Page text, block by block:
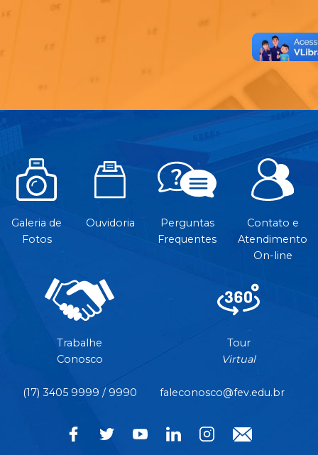
Galeria de
Fotos
Ouvidoria
Perguntas
Frequentes
Contato e
Atendimento
On-line
Trabalhe
Conosco
Tour
Virtual
(17) 3405 9999 / 9990 faleconosco@fev.edu.br